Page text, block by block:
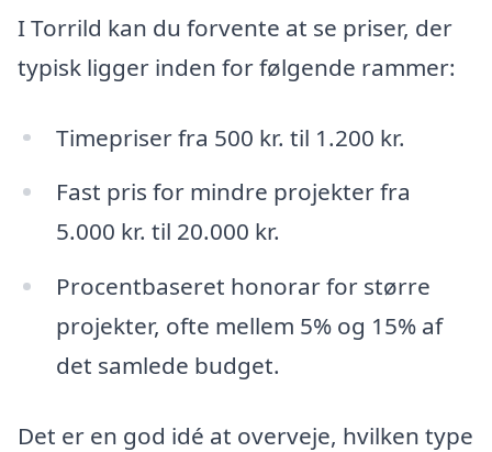
I Torrild kan du forvente at se priser, der
typisk ligger inden for følgende rammer:
Timepriser fra 500 kr. til 1.200 kr.
Fast pris for mindre projekter fra
5.000 kr. til 20.000 kr.
Procentbaseret honorar for større
projekter, ofte mellem 5% og 15% af
det samlede budget.
Det er en god idé at overveje, hvilken type